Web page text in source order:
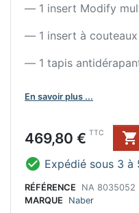
— 1 insert Modify
— 1 insert à
— 1 tapis
En savoir plus ...
Prix
469,80 € TTC

 Expédié sous 3 à
RÉFÉRENCE NA 8035052
MARQUE
Naber